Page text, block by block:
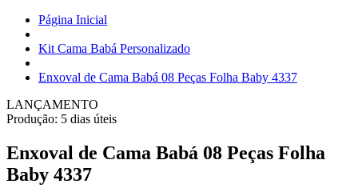
Página Inicial
Kit Cama Babá Personalizado
Enxoval de Cama Babá 08 Peças Folha Baby 4337
LANÇAMENTO
Produção: 5 dias úteis
Enxoval de Cama Babá 08 Peças Folha
Baby 4337